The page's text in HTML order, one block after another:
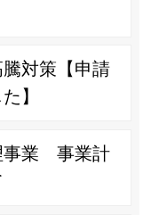
対策【申請
】
事業 事業計